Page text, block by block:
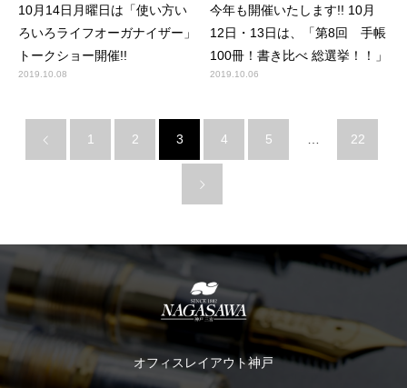
10月14日月曜日は「使い方い
ろいろライフオーガナイザー」
トークショー開催!!
2019.10.08
今年も開催いたします!! 10月
12日・13日は、「第8回 手帳
100冊！書き比べ 総選挙！！」
2019.10.06
1 2 3 4 5 22
オフィスレイアウト神戸